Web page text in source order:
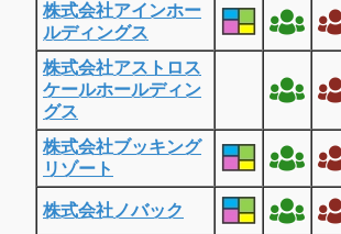
株式会社アインホー
ルディングス
株式会社アストロス
ケールホールディン
グス
株式会社ブッキング
リゾート
株式会社ノバック